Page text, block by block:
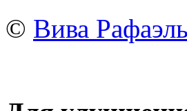
© Вива Рафаэль